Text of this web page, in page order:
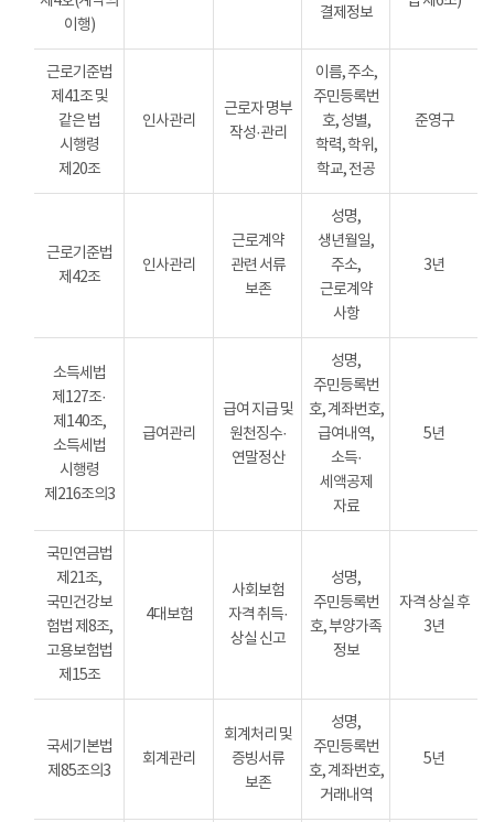
이행)
결제정보
근로기준법
제41조 및
같은 법
시행령
제20조
인사관리
근로자 명부
작성·관리
이름, 주소,
주민등록번
호, 성별,
학력, 학위,
학교, 전공
준영구
근로기준법
제42조
인사관리
근로계약
관련 서류
보존
성명,
생년월일,
주소,
근로계약
사항
3년
소득세법
제127조·
제140조,
소득세법
시행령
제216조의3
급여관리
급여 지급 및
원천징수·
연말정산
성명,
주민등록번
호, 계좌번호,
급여내역,
소득·
세액공제
자료
5년
국민연금법
제21조,
국민건강보
험법 제8조,
고용보험법
제15조
4대보험
사회보험
자격 취득·
상실 신고
성명,
주민등록번
호, 부양가족
정보
자격 상실 후
3년
국세기본법
제85조의3
회계관리
회계처리 및
증빙서류
보존
성명,
주민등록번
호, 계좌번호,
거래내역
5년